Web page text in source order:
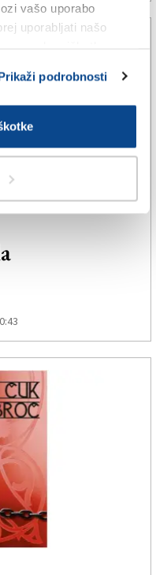
vašo uporabo
uporabljati našo
podrobnosti